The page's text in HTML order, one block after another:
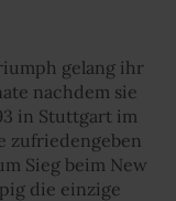
gelang ihr
nachdem sie
in Stuttgart im
zufriedengeben
Sieg beim New
die einzige